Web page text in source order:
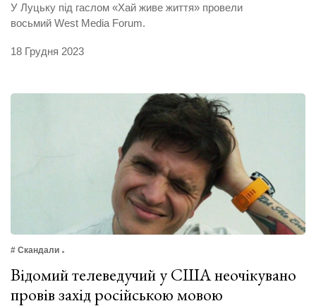
У Луцьку під гаслом «Хай живе життя» провели
восьмий West Media Forum.
18 Грудня 2023
# Скандали
Відомий телеведучий у США неочікувано
провів захід російською мовою